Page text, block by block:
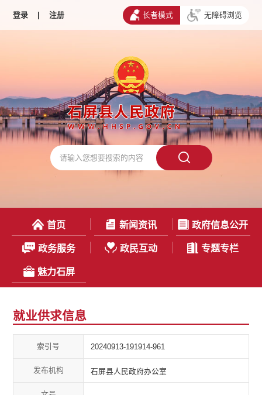
登录 | 注册 长者模式 无障碍浏览
首页 新闻资讯 政府信息公开
政务服务 政民互动 专题专栏
魅力石屏
就业供求信息
索引号 20240913-191914-961
发布机构 石屏县人民政府办公室